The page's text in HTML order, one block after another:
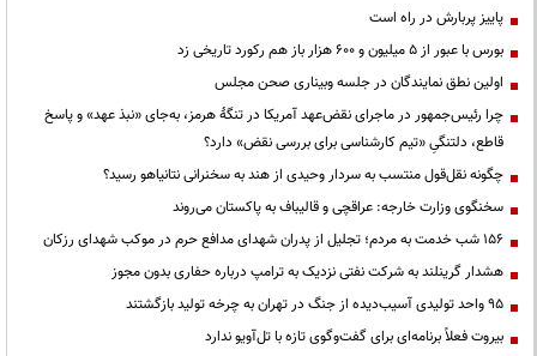
پاییز پربارش در راه است
بورس با عبور از ۵ میلیون و ۶۰۰ هزار باز هم رکورد تاریخی زد
اولین نطق نمایندگان در جلسه وبیناری صحن مجلس
چرا رئیس‌جمهور در ماجرای نقض‌عهد آمریکا در تنگهٔ هرمز، به‌جای «نبذ عهد» و پاسخ
قاطع، دلتنگیِ «تیم کارشناسی برای بررسی نقض» دارد؟
چگونه نقل‌قول منتسب به سردار وحیدی از هند به سخنرانی نتانیاهو رسید؟
سخنگوی وزارت خارجه: عراقچی و قالیباف به پاکستان می‌روند
۱۵۶ شب خدمت به مردم؛ تجلیل از پدران شهدای مدافع حرم در موکب شهدای رزکان
هشدار گرینلند به شرکت نفتی نزدیک به ترامپ درباره حفاری بدون مجوز
95 واحد تولیدی آسیب‌دیده از جنگ در تهران به چرخه تولید بازگشتند
بیروت فعلاً برنامه‌ای برای گفت‌وگوی تازه با تل‌آویو ندارد